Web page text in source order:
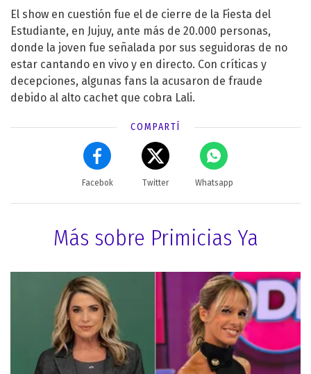
El show en cuestión fue el de cierre de la Fiesta del
Estudiante, en Jujuy, ante más de 20.000 personas,
donde la joven fue señalada por sus seguidoras de no
estar cantando en vivo y en directo. Con críticas y
decepciones, algunas fans la acusaron de fraude
debido al alto cachet que cobra Lali.
COMPARTÍ
Facebok Twitter Whatsapp
Más sobre Primicias Ya